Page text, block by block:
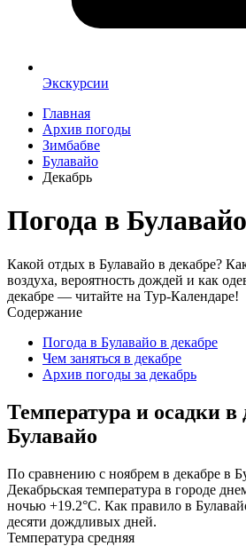
Экскурсии
Главная
Архив погоды
Зимбабве
Булавайо
Декабрь
Погода в
Какой отдых в Булавайо в декабре?
воздуха, вероятность дождей и как
декабре — читайте на Тур-Календаре!
Содержание
Погода в Булавайо в декабре
Чем заняться в декабре
Архив погоды за декабрь
Температура и осадки в
Булавайо
По сравнению с ноябрем в декабре в
Декабрьская температура в городе
ночью +19.2°C. Как правило в
десяти дождливых дней.
Температура средняя